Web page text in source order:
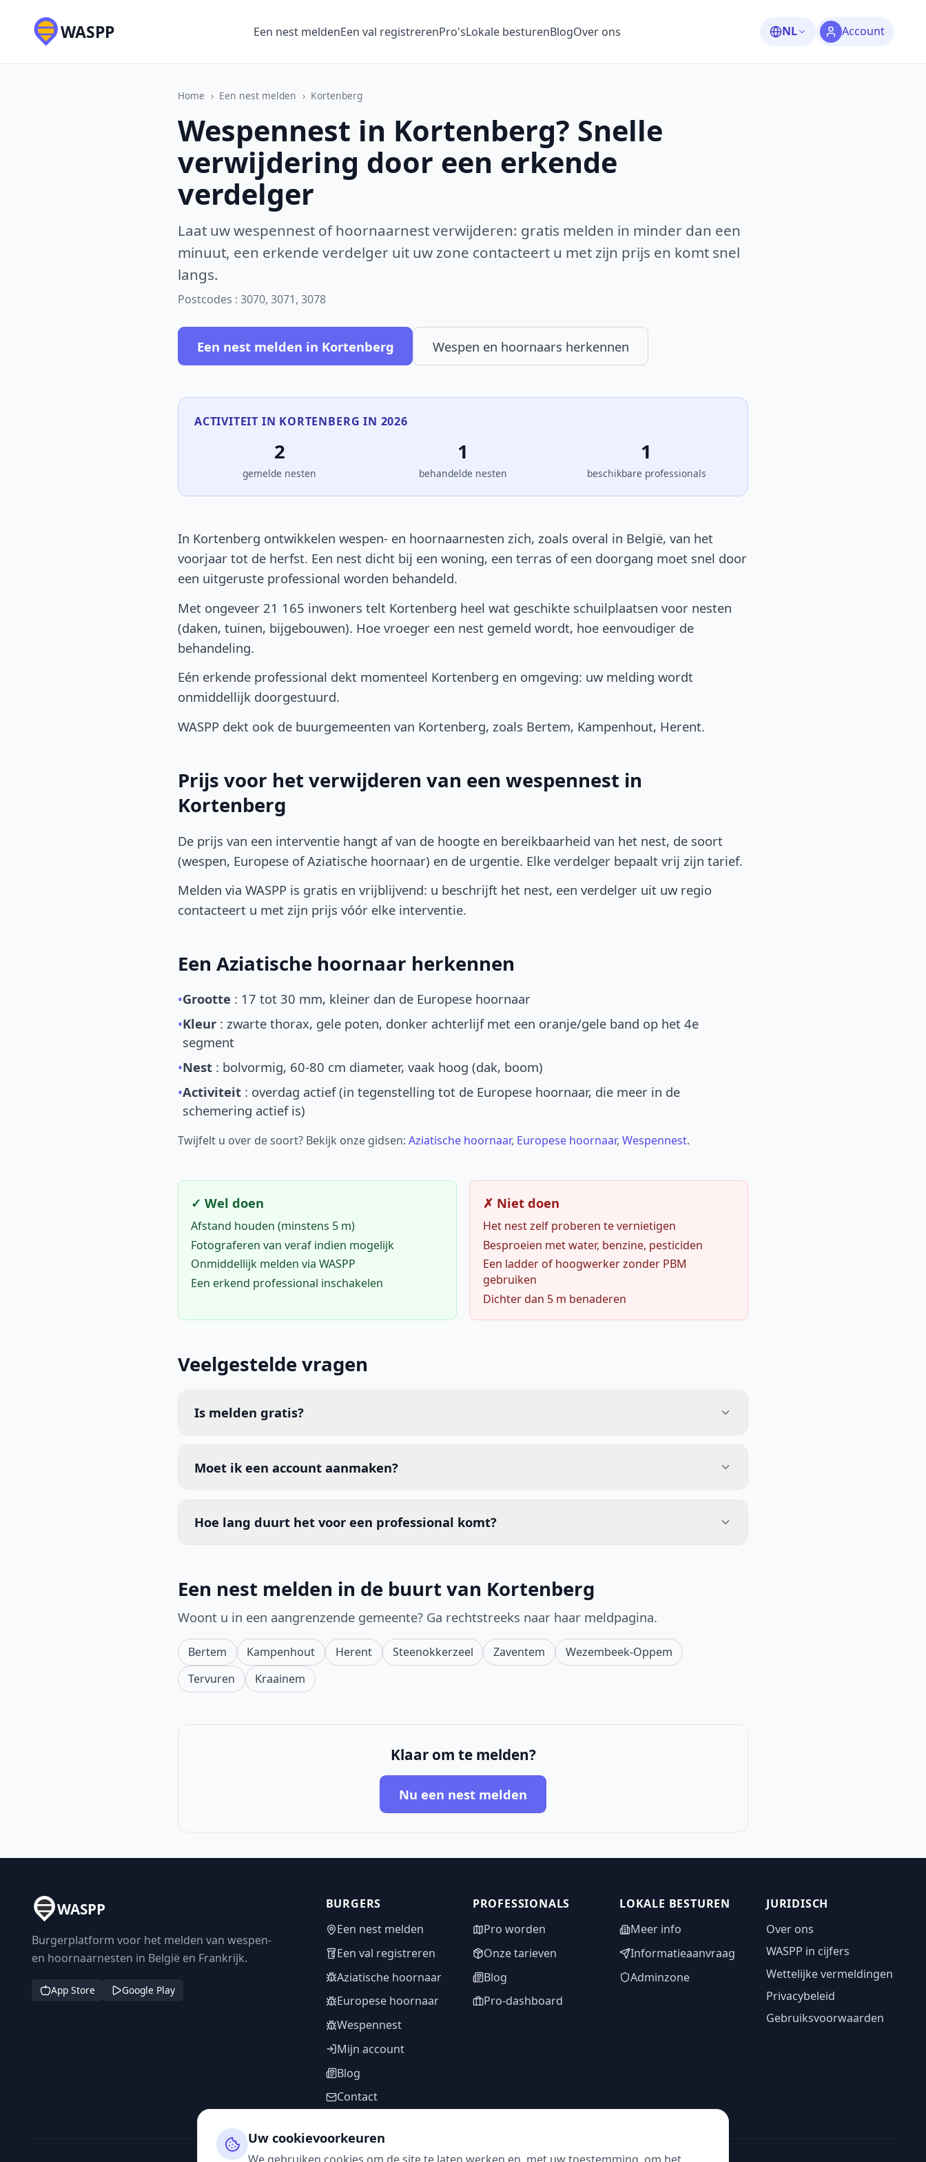
WASPP Een nest meldenEen val registrerenPro'sLokale besturenBlogOver ons NL Account
Home › Een nest melden › Kortenberg
Wespennest in Kortenberg? Snelle
verwijdering door een erkende
verdelger
Laat uw wespennest of hoornaarnest verwijderen: gratis melden in minder dan een
minuut, een erkende verdelger uit uw zone contacteert u met zijn prijs en komt snel
langs.
Postcodes : 3070, 3071, 3078
Een nest melden in Kortenberg Wespen en hoornaars herkennen
ACTIVITEIT IN KORTENBERG IN 2026
2
gemelde nesten
1
behandelde nesten
1
beschikbare professionals
In Kortenberg ontwikkelen wespen- en hoornaarnesten zich, zoals overal in België, van het
voorjaar tot de herfst. Een nest dicht bij een woning, een terras of een doorgang moet snel door
een uitgeruste professional worden behandeld.
Met ongeveer 21 165 inwoners telt Kortenberg heel wat geschikte schuilplaatsen voor nesten
(daken, tuinen, bijgebouwen). Hoe vroeger een nest gemeld wordt, hoe eenvoudiger de
behandeling.
Eén erkende professional dekt momenteel Kortenberg en omgeving: uw melding wordt
onmiddellijk doorgestuurd.
WASPP dekt ook de buurgemeenten van Kortenberg, zoals Bertem, Kampenhout, Herent.
Prijs voor het verwijderen van een wespennest in
Kortenberg
De prijs van een interventie hangt af van de hoogte en bereikbaarheid van het nest, de soort
(wespen, Europese of Aziatische hoornaar) en de urgentie. Elke verdelger bepaalt vrij zijn tarief.
Melden via WASPP is gratis en vrijblijvend: u beschrijft het nest, een verdelger uit uw regio
contacteert u met zijn prijs vóór elke interventie.
Een Aziatische hoornaar herkennen
•Grootte : 17 tot 30 mm, kleiner dan de Europese hoornaar
•Kleur : zwarte thorax, gele poten, donker achterlijf met een oranje/gele band op het 4e
segment
•Nest : bolvormig, 60-80 cm diameter, vaak hoog (dak, boom)
•Activiteit : overdag actief (in tegenstelling tot de Europese hoornaar, die meer in de
schemering actief is)
Twijfelt u over de soort? Bekijk onze gidsen: Aziatische hoornaar, Europese hoornaar, Wespennest.
✓ Wel doen
Afstand houden (minstens 5 m)
Fotograferen van veraf indien mogelijk
Onmiddellijk melden via WASPP
Een erkend professional inschakelen
✗ Niet doen
Het nest zelf proberen te vernietigen
Besproeien met water, benzine, pesticiden
Een ladder of hoogwerker zonder PBM
gebruiken
Dichter dan 5 m benaderen
Veelgestelde vragen
Is melden gratis?
Moet ik een account aanmaken?
Hoe lang duurt het voor een professional komt?
Een nest melden in de buurt van Kortenberg
Woont u in een aangrenzende gemeente? Ga rechtstreeks naar haar meldpagina.
Bertem Kampenhout Herent Steenokkerzeel Zaventem
Wezembeek-Oppem
Tervuren
Kraainem
Klaar om te melden?
Nu een nest melden
WASPP
Burgerplatform voor het melden van wespen-
en hoornaarnesten in België en Frankrijk.
App Store Google Play
BURGERS
Een nest melden
Een val registreren
Aziatische hoornaar
Europese hoornaar
Wespennest
Mijn account
Blog
Contact
PROFESSIONALS
Pro worden
Onze tarieven
Blog
Pro-dashboard
LOKALE BESTUREN
Meer info
Informatieaanvraag
Adminzone
JURIDISCH
Over ons
WASPP in cijfers
Wettelijke vermeldingen
Privacybeleid
Gebruiksvoorwaarden
Uw cookievoorkeuren